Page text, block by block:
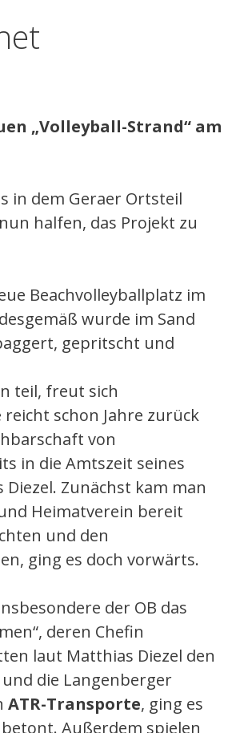
„Volleyball-Strand“ am
in dem Geraer Ortsteil
halfen, das Projekt zu
Beachvolleyballplatz im
wurde im Sand
gepritscht und
teil, freut sich
schon Jahre zurück
von
in die Amtszeit seines
Zunächst kam man
Heimatverein bereit
und den
ging es doch vorwärts.
der OB das
deren Chefin
laut Matthias Diezel den
die Langenberger
ATR-Transporte, ging es
Außerdem spielen